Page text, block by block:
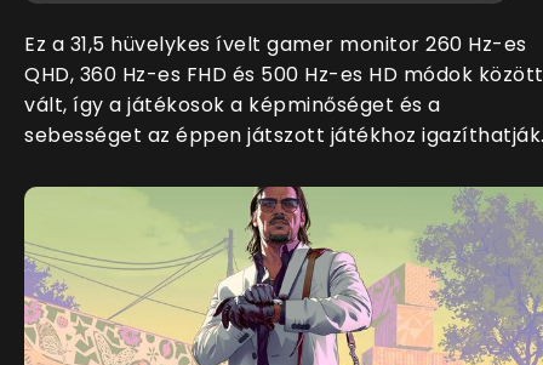
Ez a 31,5 hüvelykes ívelt gamer monitor 260 Hz-es
QHD, 360 Hz-es FHD és 500 Hz-es HD módok között
vált, így a játékosok a képminőséget és a
sebességet az éppen játszott játékhoz